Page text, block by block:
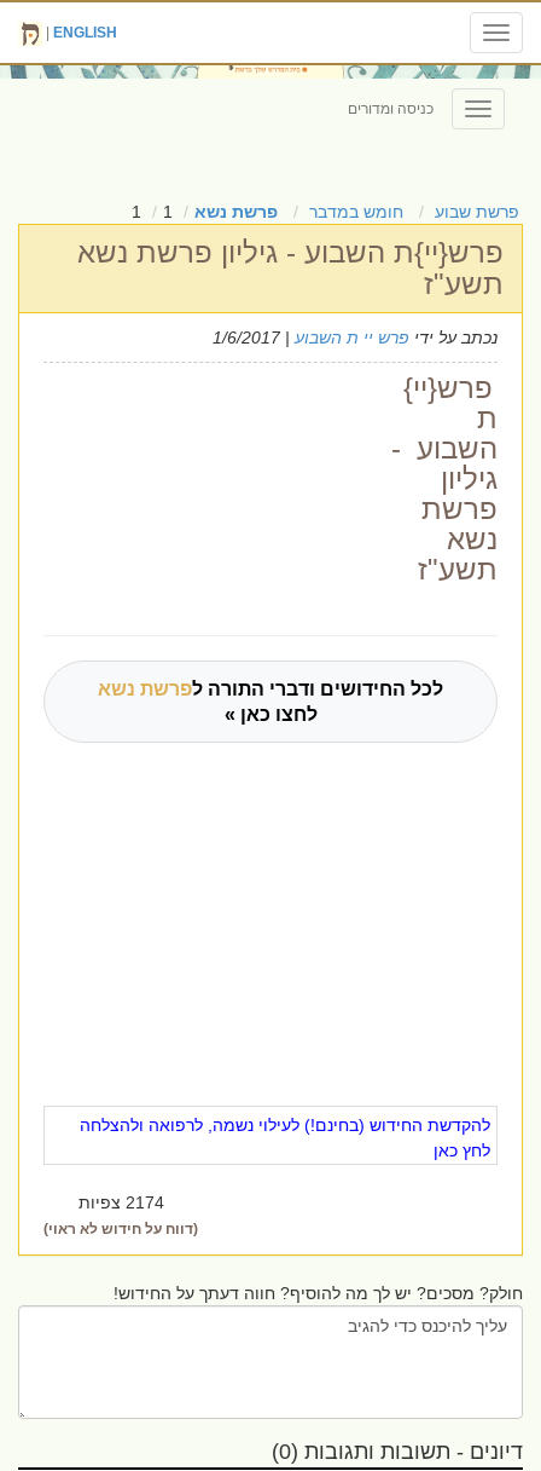
Toggle
navigation
ENGLISH
Toggle
navigation
כניסה ומדורים
פרשת שבוע חומש במדבר פרשת נשא 1
1
פרש{יי}ת השבוע - גיליון פרשת נשא
תשע"ז
נכתב על ידי פרש יי ת השבוע | 1/6/2017
פרש{יי}
ת
השבוע -
גיליון
פרשת
נשא
תשע"ז
לכל החידושים ודברי התורה לפרשת נשא
לחצו כאן »
להקדשת החידוש (בחינם!) לעילוי נשמה, לרפואה ולהצלחה
לחץ כאן
2174 צפיות
(דווח על חידוש לא ראוי)
חולק? מסכים? יש לך מה להוסיף? חווה דעתך על החידוש!
דיונים - תשובות ותגובות (0)